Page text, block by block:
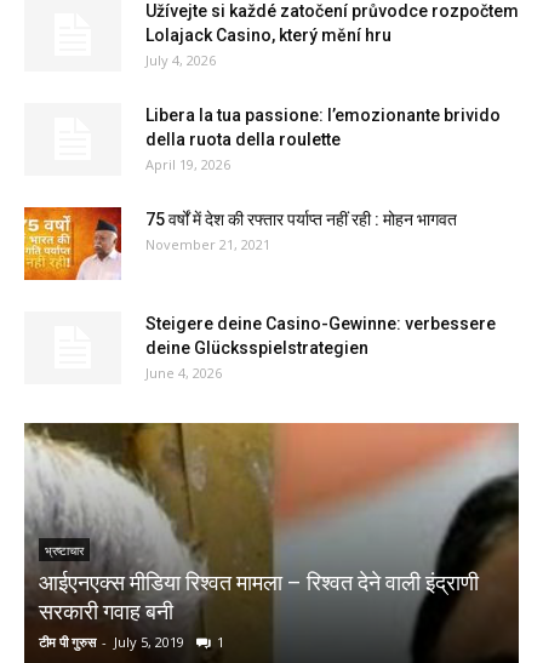
Užívejte si každé zatočení průvodce rozpočtem
Lolajack Casino, který mění hru
July 4, 2026
Libera la tua passione: l’emozionante brivido
della ruota della roulette
April 19, 2026
75 वर्षों में देश की रफ्तार पर्याप्त नहीं रही : मोहन भागवत
November 21, 2021
Steigere deine Casino-Gewinne: verbessere
deine Glücksspielstrategien
June 4, 2026
भ्रष्टाचार
आईएनएक्स मीडिया रिश्वत मामला – रिश्वत देने वाली इंद्राणी
सरकारी गवाह बनी
टीम पी गुरुस - July 5, 2019 1